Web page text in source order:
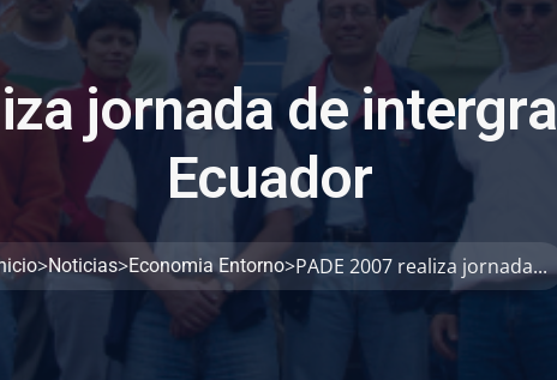
iza jornadadeintergra
Ecuador
>Noticias>Economia Entorno>PADE 2007 realiza jornada...